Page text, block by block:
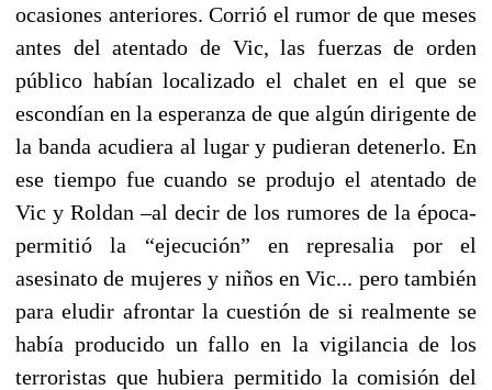
ocasiones anteriores. Corrió el rumor de que meses
antes del atentado de Vic, las fuerzas de orden
público habían localizado el chalet en el que se
escondían en la esperanza de que algún dirigente de
la banda acudiera al lugar y pudieran detenerlo. En
ese tiempo fue cuando se produjo el atentado de
Vic y Roldan –al decir de los rumores de la época-
permitió la “ejecución” en represalia por el
asesinato de mujeres y niños en Vic... pero también
para eludir afrontar la cuestión de si realmente se
había producido un fallo en la vigilancia de los
terroristas que hubiera permitido la comisión del